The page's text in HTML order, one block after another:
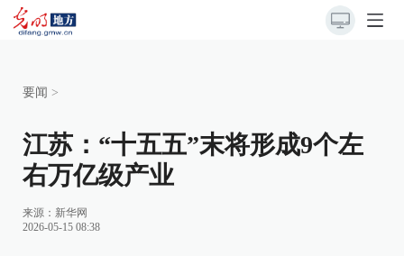
要闻 >
江苏：“十五五”末将形成9个左
右万亿级产业
来源： 新华网
2026-05-15 08:38